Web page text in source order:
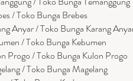
/ Toko Bunga Brebes
Anyar / Toko Bunga Karang
/ Toko Bunga Kebumen
Progo / Toko Bunga Kulon Progo
/ Toko Bunga Magelang